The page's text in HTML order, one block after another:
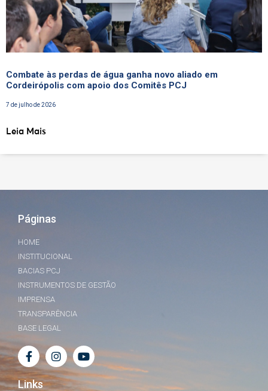
Combate às perdas de água ganha novo aliado em
Cordeirópolis com apoio dos Comitês PCJ
7 de julho de 2026
Leia Mais
Páginas
HOME
INSTITUCIONAL
BACIAS PCJ
INSTRUMENTOS DE GESTÃO
IMPRENSA
TRANSPARÊNCIA
BASE LEGAL
Links